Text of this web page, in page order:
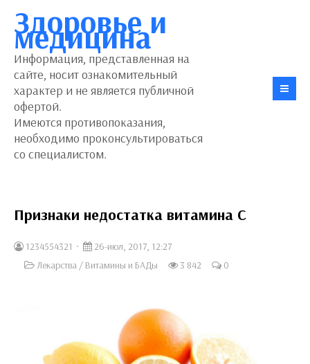
Здоровье и
медицина
Информация, представленная на
сайте, носит ознакомительный
характер и не является публичной
офертой.
Имеются противопоказания,
необходимо проконсультироваться
со специалистом.
Признаки недостатка витамина С
1234554321
26-июл, 2017, 12:27
Лекарства / Витамины и БАДы 3 842 0